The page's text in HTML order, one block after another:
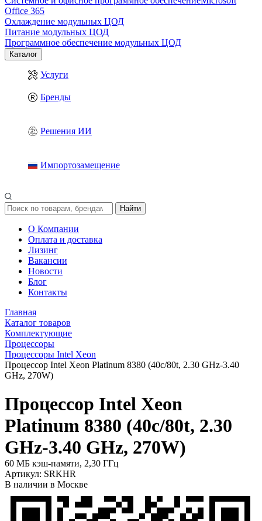
Office 365
Охлаждение модульных ЦОД
Питание модульных ЦОД
Программное обеспечение модульных ЦОД
Каталог
Услуги
Бренды
Решения ИИ
Импортозамещение
Найти
О Компании
Оплата и доставка
Лизинг
Вакансии
Новости
Блог
Контакты
Главная
Каталог товаров
Комплектующие
Процессоры
Процессоры Intel Xeon
Процессор Intel Xeon Platinum 8380 (40c/80t, 2.30 GHz-3.40
GHz, 270W)
Процессор Intel Xeon
Platinum 8380 (40c/80t, 2.30
GHz-3.40 GHz, 270W)
60 МБ кэш-памяти, 2,30 ГГц
Артикул: SRKHR
В наличии в Москве